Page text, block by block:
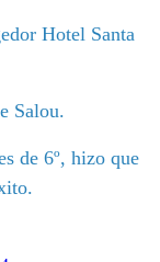
Hotel Santa
Salou.
de 6º, hizo que